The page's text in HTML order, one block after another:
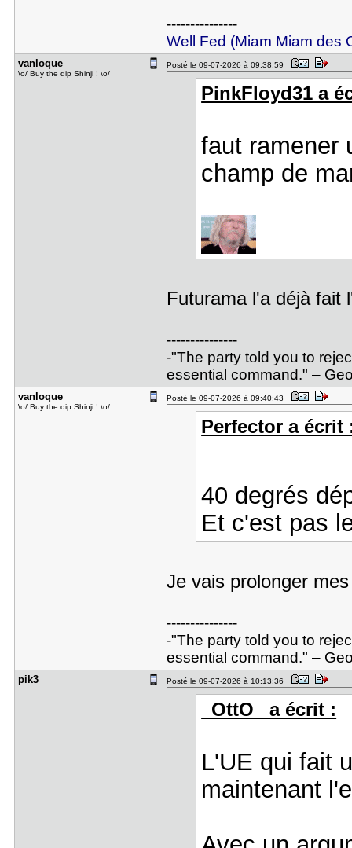
---------------
Well Fed (Miam Miam des
vanloque
\o/ Buy the dip Shinji ! \o/
Posté le 09-07-2026 à 09:38:59
PinkFloyd31 a
faut ramener
champ de
Futurama l'a déjà fait
---------------
-"The party told you to
essential command." –
vanloque
\o/ Buy the dip Shinji ! \o/
Posté le 09-07-2026 à 09:40:43
Perfector a écrit
40 degrés
Et c'est pas
Je vais prolonger
---------------
-"The party told you to
essential command." –
pik3 Posté le 09-07-2026 à 10:13:36
_OttO_ a écrit :
L'UE qui fait
maintenant